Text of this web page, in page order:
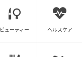
ビューティー ヘルスケア